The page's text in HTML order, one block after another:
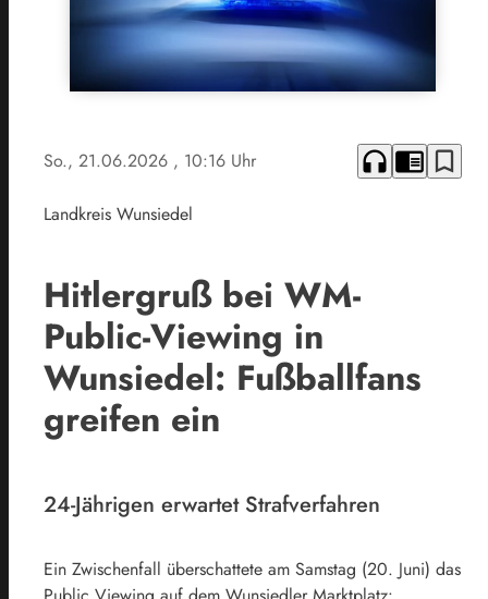
So., 21.06.2026 , 10:16 Uhr headphones chrome_reader_mode bookmark_border
Landkreis Wunsiedel
Hitlergruß bei WM-
Public-Viewing in
Wunsiedel: Fußballfans
greifen ein
24-Jährigen erwartet Strafverfahren
Ein Zwischenfall überschattete am Samstag (20. Juni) das